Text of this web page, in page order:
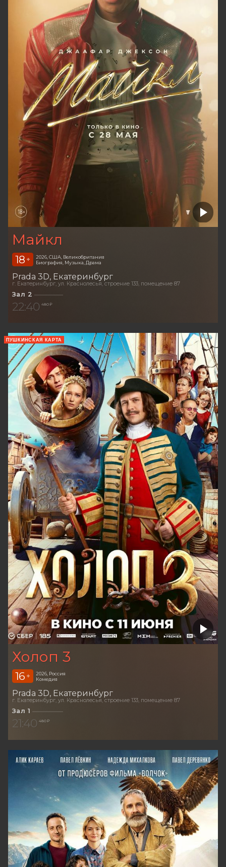
Майкл
18 +
2026, США, Великобритания
Биография, Музыка, Драма
Prada 3D Екатеринбург
г. Екатеринбург, ул. Краснолесья, строение 133, помещение 87
Зал 2
22:40 480 ₽
ПУШКИНСКАЯ КАРТА
Холоп 3
16 +
2026, Россия
Комедия
Prada 3D Екатеринбург
г. Екатеринбург, ул. Краснолесья, строение 133, помещение 87
Зал 1
21:40 480 ₽